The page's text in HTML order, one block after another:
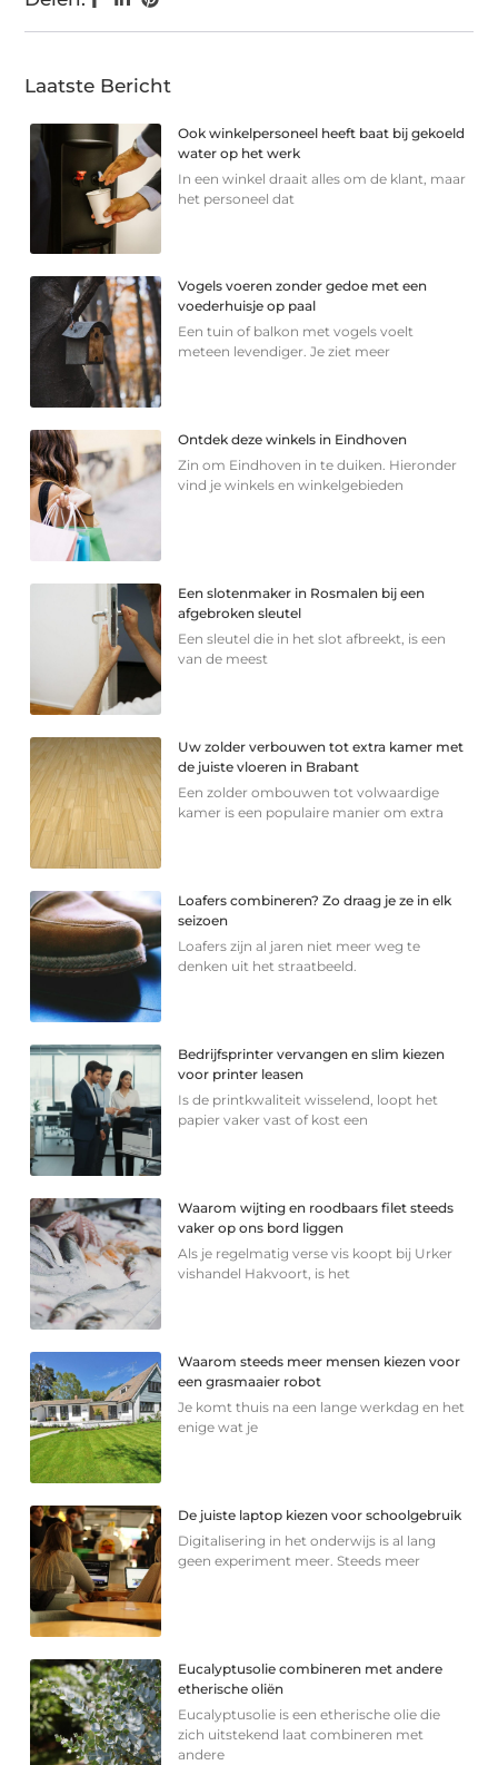
Laatste Bericht
Ook winkelpersoneel heeft baat bij gekoeld
water op het werk
In een winkel draait alles om de klant, maar
het personeel dat
Vogels voeren zonder gedoe met een
voederhuisje op paal
Een tuin of balkon met vogels voelt
meteen levendiger. Je ziet meer
Ontdek deze winkels in Eindhoven
Zin om Eindhoven in te duiken. Hieronder
vind je winkels en winkelgebieden
Een slotenmaker in Rosmalen bij een
afgebroken sleutel
Een sleutel die in het slot afbreekt, is een
van de meest
Uw zolder verbouwen tot extra kamer met
de juiste vloeren in Brabant
Een zolder ombouwen tot volwaardige
kamer is een populaire manier om extra
Loafers combineren? Zo draag je ze in elk
seizoen
Loafers zijn al jaren niet meer weg te
denken uit het straatbeeld.
Bedrijfsprinter vervangen en slim kiezen
voor printer leasen
Is de printkwaliteit wisselend, loopt het
papier vaker vast of kost een
Waarom wijting en roodbaars filet steeds
vaker op ons bord liggen
Als je regelmatig verse vis koopt bij Urker
vishandel Hakvoort, is het
Waarom steeds meer mensen kiezen voor
een grasmaaier robot
Je komt thuis na een lange werkdag en het
enige wat je
De juiste laptop kiezen voor schoolgebruik
Digitalisering in het onderwijs is al lang
geen experiment meer. Steeds meer
Eucalyptusolie combineren met andere
etherische oliën
Eucalyptusolie is een etherische olie die
zich uitstekend laat combineren met
andere